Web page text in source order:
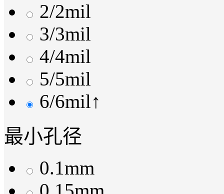
2/2mil
3/3mil
4/4mil
5/5mil
6/6mil↑
最小孔径
0.1mm